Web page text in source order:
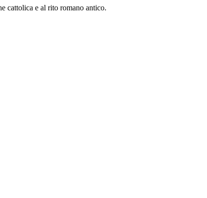
cattolica e al rito romano antico.